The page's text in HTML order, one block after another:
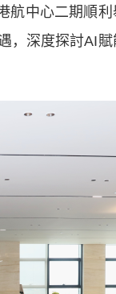
中心二期順利
，深度探討AI